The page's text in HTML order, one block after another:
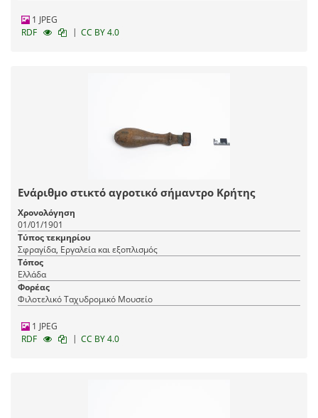
1 JPEG
RDF
| CC BY 4.0
Ενάριθμο στικτό αγροτικό σήμαντρο Κρήτης
Χρονολόγηση
01/01/1901
Τύπος τεκμηρίου
Σφραγίδα, Εργαλεία και εξοπλισμός
Τόπος
Ελλάδα
Φορέας
Φιλοτελικό Ταχυδρομικό Μουσείο
1 JPEG
RDF
| CC BY 4.0